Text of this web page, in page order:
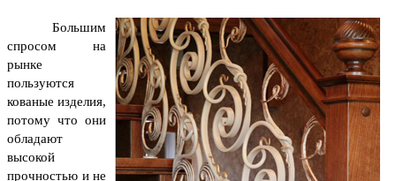
Большим
спросом на
рынке
пользуются
кованые изделия,
потому что они
обладают
высокой
прочностью и не